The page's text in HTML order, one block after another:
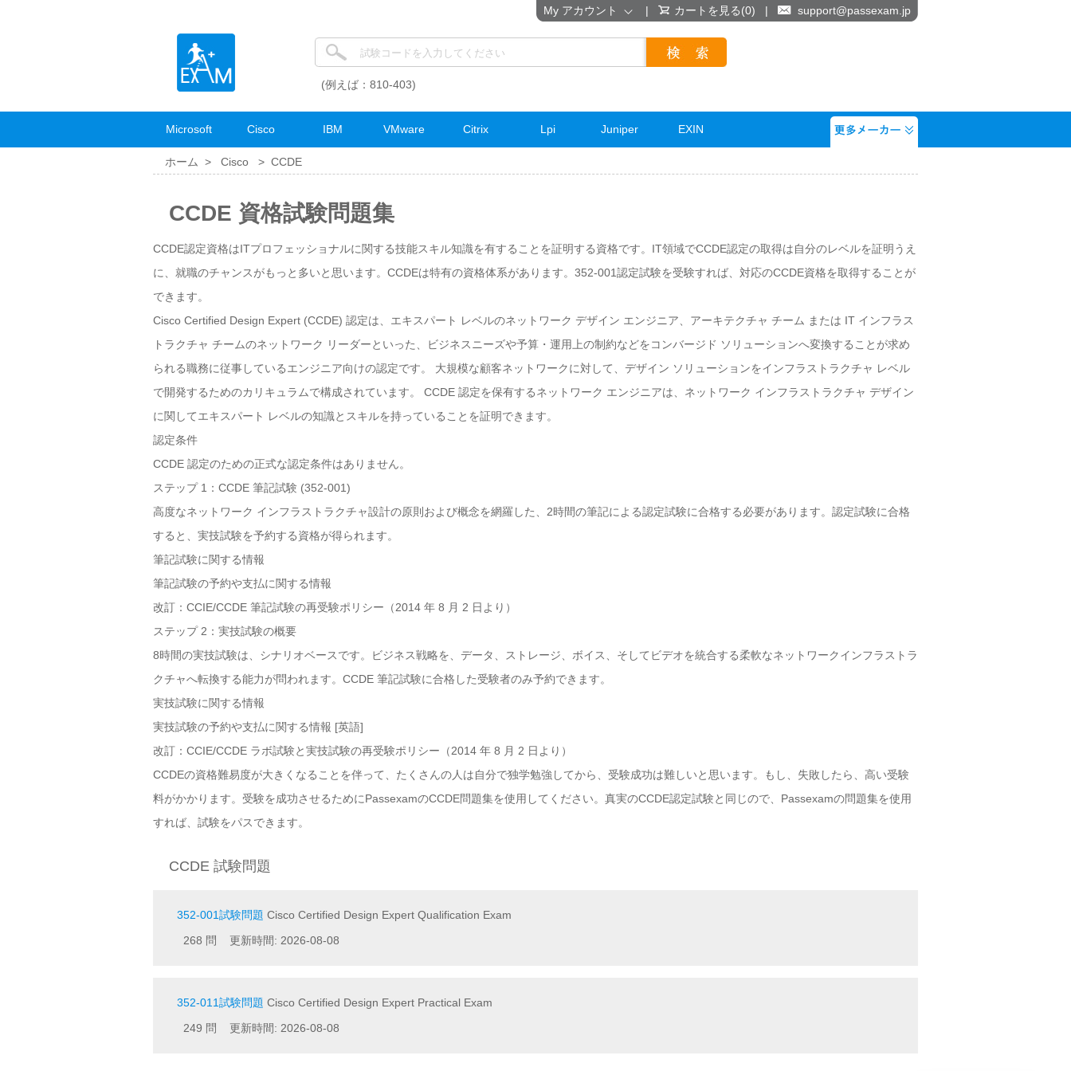
(例えば：810-403)
Microsoft Cisco IBM VMware Citrix Lpi Juniper EXIN
ホーム > Cisco > CCDE
CCDE 資格試験問題集
CCDE認定資格はITプロフェッショナルに関する技能スキル知識を有することを証明する資格です。IT領域でCCDE認定の取得は自分のレベルを証明うえ
に、就職のチャンスがもっと多いと思います。CCDEは特有の資格体系があります。352-001認定試験を受験すれば、対応のCCDE資格を取得することが
できます。
Cisco Certified Design Expert (CCDE) 認定は、エキスパート レベルのネットワーク デザイン エンジニア、アーキテクチャ チーム または IT インフラス
トラクチャ チームのネットワーク リーダーといった、ビジネスニーズや予算・運用上の制約などをコンバージド ソリューションへ変換することが求め
られる職務に従事しているエンジニア向けの認定です。 大規模な顧客ネットワークに対して、デザイン ソリューションをインフラストラクチャ レベル
で開発するためのカリキュラムで構成されています。 CCDE 認定を保有するネットワーク エンジニアは、ネットワーク インフラストラクチャ デザイン
に関してエキスパート レベルの知識とスキルを持っていることを証明できます。
認定条件
CCDE 認定のための正式な認定条件はありません。
ステップ 1：CCDE 筆記試験 (352-001)
高度なネットワーク インフラストラクチャ設計の原則および概念を網羅した、2時間の筆記による認定試験に合格する必要があります。認定試験に合格
すると、実技試験を予約する資格が得られます。
筆記試験に関する情報
筆記試験の予約や支払に関する情報
改訂：CCIE/CCDE 筆記試験の再受験ポリシー（2014 年 8 月 2 日より）
ステップ 2：実技試験の概要
8時間の実技試験は、シナリオベースです。ビジネス戦略を、データ、ストレージ、ボイス、そしてビデオを統合する柔軟なネットワークインフラストラ
クチャへ転換する能力が問われます。CCDE 筆記試験に合格した受験者のみ予約できます。
実技試験に関する情報
実技試験の予約や支払に関する情報 [英語]
改訂：CCIE/CCDE ラボ試験と実技試験の再受験ポリシー（2014 年 8 月 2 日より）
CCDEの資格難易度が大きくなることを伴って、たくさんの人は自分で独学勉強してから、受験成功は難しいと思います。もし、失敗したら、高い受験
料がかかります。受験を成功させるためにPassexamのCCDE問題集を使用してください。真実のCCDE認定試験と同じので、Passexamの問題集を使用
すれば、試験をパスできます。
CCDE 試験問題
352-001試験問題 Cisco Certified Design Expert Qualification Exam
268 問 更新時間: 2026-08-08
352-011試験問題 Cisco Certified Design Expert Practical Exam
249 問 更新時間: 2026-08-08
My アカウント | カートを見る(0) | support@passexam.jp